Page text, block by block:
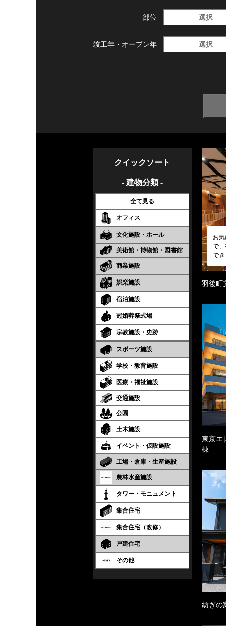
部位 選択
竣工年・ オープン年 選択
クイックソート
- 建物分類 -
全て見る
オフィス
文化施設・ホール
美術館・博物館・図書館
商業施設
娯楽施設
宿泊施設
冠婚葬祭式場
宗教施設・史跡
スポーツ施設
学校・教育施設
医療・福祉施設
交通施設
公園
土木施設
イベント・仮設施設
工場・倉庫・生産施設
農林水産施設
タワー・モニュメント
集合住宅
集合住宅（改修）
戸建住宅
その他
お
で
で
羽後
東京エ
棟
紡ぎの